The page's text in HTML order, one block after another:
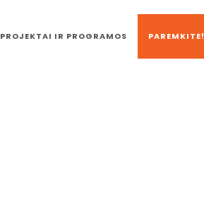
PROJEKTAI IR PROGRAMOS PAREMKITE!